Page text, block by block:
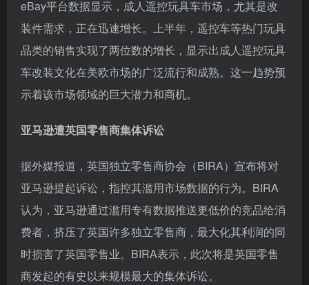
eBay平台数据显示，成人遥控玩具车市场，尤其是改
装件需求，正在迅速增长。上半年，遥控车等热门玩具
品类的销售实现了两位数的增长，显示出成人遥控玩具
车改装文化在美欧市场的广泛流行和成熟。这一趋势预
示着该市场领域的巨大潜力和商机。
亚马逊遭英国零售商集体诉讼
据外媒报道，英国独立零售商协会（BIRA）宣布将对
亚马逊提起诉讼，指控其滥用市场数据的行为。BIRA
认为，亚马逊通过滥用专有数据推送更低价的竞品给消
费者，挤压了英国许多独立零售商，最大化其利润的同
时损害了英国零售业。BIRA表示，此次将是英国零售
商发起的有史以来规模最大的集体诉讼。